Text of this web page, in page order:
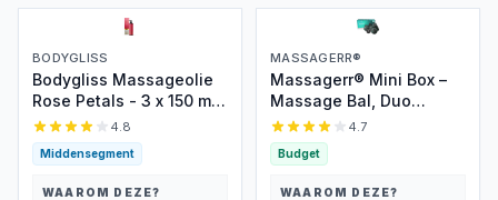
BODYGLISS
Bodygliss Massageolie
Rose Petals - 3 x 150 ml -
Voordeelverpakking
4.8
Middensegment
WAAROM DEZE?
MASSAGERR®
Massagerr® Mini Box –
Massage Bal, Duo
Massagebal & Mini Foam
Roller – Massage Roller –
Fascia - Fitness -
Triggerpoint Massage
4.7
Budget
WAAROM DEZE?